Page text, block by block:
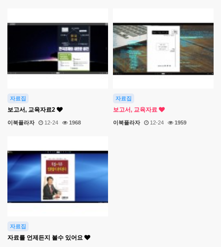
자료집
보고서, 교육자료2
이북플라자 12-24 1968
자료집
보고서, 교육자료
이북플라자 12-24 1959
자료집
자료를 언제든지 볼수 있어요